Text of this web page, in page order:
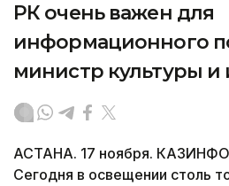
РК очень важен для
информационного
министр культуры
АСТАНА. 17 ноября.
Сегодня в освещении столь